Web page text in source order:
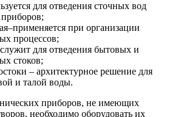
для отведения сточных вод
при организации
процессов;
для отведения бытовых и
стоков;
– архитектурное решение для
и талой воды.
приборов, не имеющих
необходимо оборудовать их